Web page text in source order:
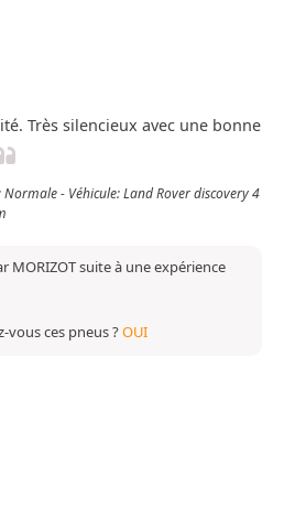
Très silencieux avec une bonne
- Véhicule: Land Rover discovery 4
MORIZOT suite à une expérience
vous ces pneus ?OUI